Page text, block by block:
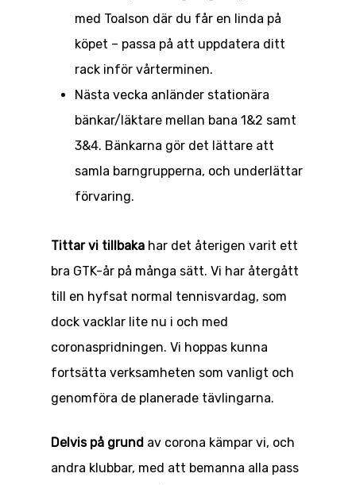
med Toalson där du får en linda på
köpet – passa på att uppdatera ditt
rack inför vårterminen.
Nästa vecka anländer stationära
bänkar/läktare mellan bana 1&2 samt
3&4. Bänkarna gör det lättare att
samla barngrupperna, och underlättar
förvaring.
Tittar vi tillbaka har det återigen varit ett
bra GTK-år på många sätt. Vi har återgått
till en hyfsat normal tennisvardag, som
dock vacklar lite nu i och med
coronaspridningen. Vi hoppas kunna
fortsätta verksamheten som vanligt och
genomföra de planerade tävlingarna.
Delvis på grund av corona kämpar vi, och
andra klubbar, med att bemanna alla pass
Vuxna
Läger
Fys
Seriespel
Våra banor
Mål, vision &
Kontakt
Vi sponsrar GTK
Aktuellt